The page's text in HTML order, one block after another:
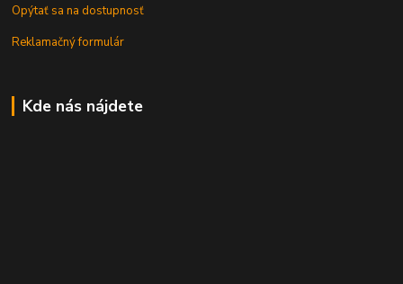
Opýtať sa na dostupnosť
Reklamačný formulár
Kde nás nájdete